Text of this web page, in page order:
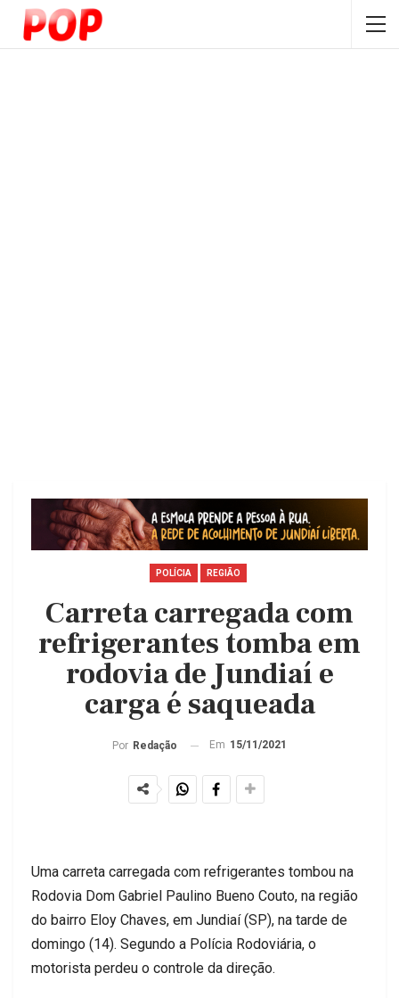
POLÍCIA REGIÃO
Carreta carregada com
refrigerantes tomba em
rodovia de Jundiaí e
carga é saqueada
Por Redação Em 15/11/2021
Uma carreta carregada com refrigerantes tombou na
Rodovia Dom Gabriel Paulino Bueno Couto, na região
do bairro Eloy Chaves, em Jundiaí (SP), na tarde de
domingo (14). Segundo a Polícia Rodoviária, o
motorista perdeu o controle da direção.